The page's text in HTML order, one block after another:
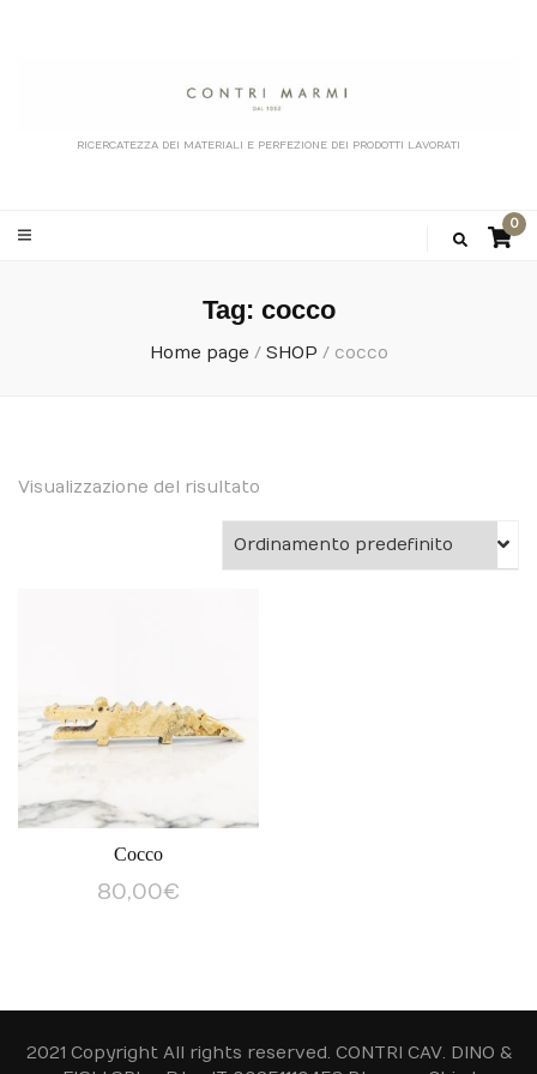
RICERCATEZZA DEI MATERIALI E PERFEZIONE DEI PRODOTTI LAVORATI
0
Tag: cocco
Home page / SHOP / cocco
Visualizzazione del risultato
Cocco
80,00€
2021 Copyright All rights reserved. CONTRI CAV. DINO &